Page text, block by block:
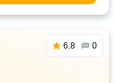
6.8 0